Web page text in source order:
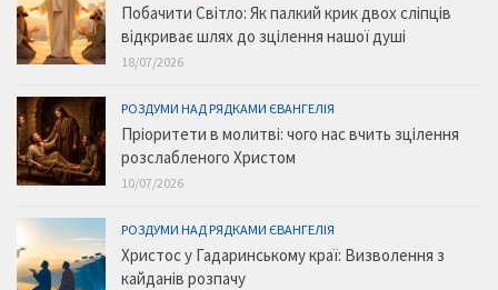
Побачити Світло: Як палкий крик двох сліпців
відкриває шлях до зцілення нашої душі
18/07/2026
РОЗДУМИ НАД РЯДКАМИ ЄВАНГЕЛІЯ
Пріоритети в молитві: чого нас вчить зцілення
розслабленого Христом
10/07/2026
РОЗДУМИ НАД РЯДКАМИ ЄВАНГЕЛІЯ
Христос у Гадаринському краї: Визволення з
кайданів розпачу